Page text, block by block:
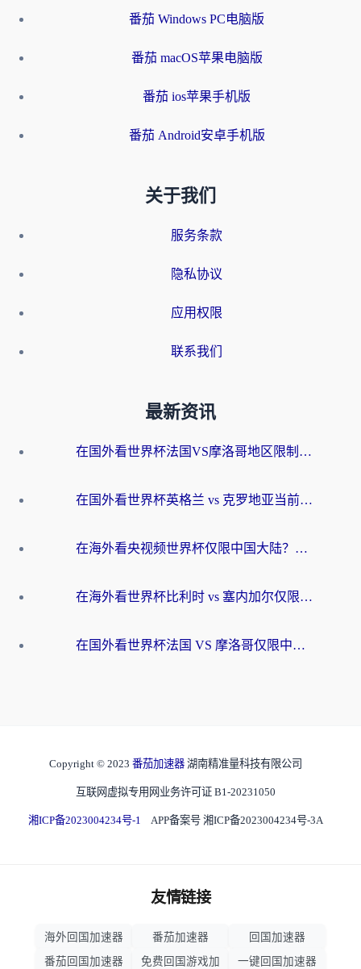
番茄 Windows PC电脑版
番茄 macOS苹果电脑版
番茄 ios苹果手机版
番茄 Android安卓手机版
关于我们
服务条款
隐私协议
应用权限
联系我们
最新资讯
在国外看世界杯法国VS摩洛哥地区限制？这篇指南让你流畅看中文解说无压力
在国外看世界杯英格兰 vs 克罗地亚当前地区不可播放？这篇指南帮你搞定所有海外观赛难题
在海外看央视频世界杯仅限中国大陆？这篇指南帮你解锁中文解说+无卡顿直播
在海外看世界杯比利时 vs 塞内加尔仅限中国大陆？我找到了最流畅的中文解说之路
在国外看世界杯法国 VS 摩洛哥仅限中国大陆？海外党这样看中文解说赛事不卡顿
Copyright © 2023 番茄加速器 湖南精准量科技有限公司
互联网虚拟专用网业务许可证 B1-20231050
湘ICP备2023004234号-1 APP备案号 湘ICP备2023004234号-3A
友情链接
海外回国加速器 番茄加速器
回国加速器
番茄回国加速器
免费回国游戏加 一键回国加速器